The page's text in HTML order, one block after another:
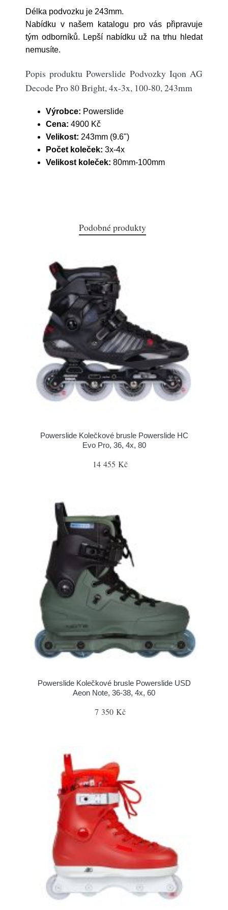
Délka podvozku je 243mm.
Nabídku v našem katalogu pro vás připravuje
tým odborníků. Lepší nabídku už na trhu hledat
nemusíte.
Popis produktu Powerslide Podvozky Iqon AG
Decode Pro 80 Bright, 4x-3x, 100-80, 243mm
Výrobce: Powerslide
Cena: 4900 Kč
Velikost: 243mm (9.6")
Počet koleček: 3x-4x
Velikost koleček: 80mm-100mm
Podobné produkty
Powerslide Kolečkové brusle Powerslide HC
Evo Pro, 36, 4x, 80
14 455 Kč
Powerslide Kolečkové brusle Powerslide USD
Aeon Note, 36-38, 4x, 60
7 350 Kč